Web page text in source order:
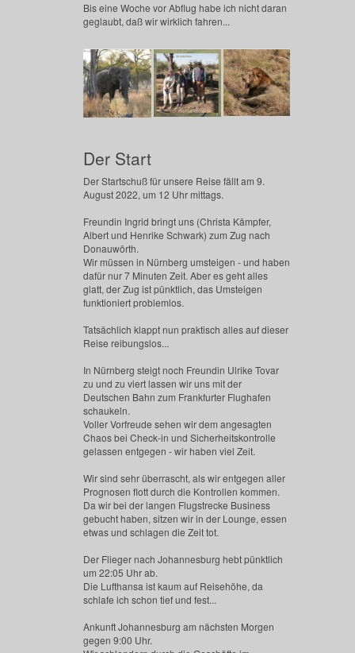
Bis eine Woche vor Abflug habe ich nicht daran
geglaubt, daß wir wirklich fahren...
Der Start
Der Startschuß für unsere Reise fällt am 9.
August 2022, um 12 Uhr mittags.
Freundin Ingrid bringt uns (Christa Kämpfer,
Albert und Henrike Schwark) zum Zug nach
Donauwörth.
Wir müssen in Nürnberg umsteigen - und haben
dafür nur 7 Minuten Zeit. Aber es geht alles
glatt, der Zug ist pünktlich, das Umsteigen
funktioniert problemlos.
Tatsächlich klappt nun praktisch alles auf dieser
Reise reibungslos...
In Nürnberg steigt noch Freundin Ulrike Tovar
zu und zu viert lassen wir uns mit der
Deutschen Bahn zum Frankfurter Flughafen
schaukeln.
Voller Vorfreude sehen wir dem angesagten
Chaos bei Check-in und Sicherheitskontrolle
gelassen entgegen - wir haben viel Zeit.
Wir sind sehr überrascht, als wir entgegen aller
Prognosen flott durch die Kontrollen kommen.
Da wir bei der langen Flugstrecke Business
gebucht haben, sitzen wir in der Lounge, essen
etwas und schlagen die Zeit tot.
Der Flieger nach Johannesburg hebt pünktlich
um 22:05 Uhr ab.
Die Lufthansa ist kaum auf Reisehöhe, da
schlafe ich schon tief und fest...
Ankunft Johannesburg am nächsten Morgen
gegen 9:00 Uhr.